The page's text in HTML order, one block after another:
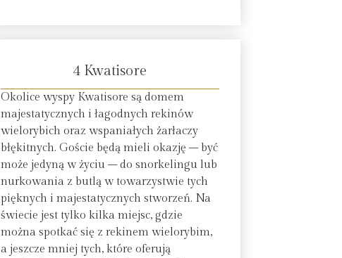
4 Kwatisore
Okolice wyspy Kwatisore są domem
majestatycznych i łagodnych rekinów
wielorybich oraz wspaniałych żarłaczy
błękitnych. Goście będą mieli okazję – być
może jedyną w życiu – do snorkelingu lub
nurkowania z butlą w towarzystwie tych
pięknych i majestatycznych stworzeń. Na
świecie jest tylko kilka miejsc, gdzie
można spotkać się z rekinem wielorybim,
a jeszcze mniej tych, które oferują